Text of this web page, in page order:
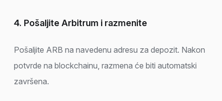
4. Pošaljite Arbitrum i razmenite
Pošaljite ARB na navedenu adresu za depozit. Nakon
potvrde na blockchainu, razmena će biti automatski
završena.